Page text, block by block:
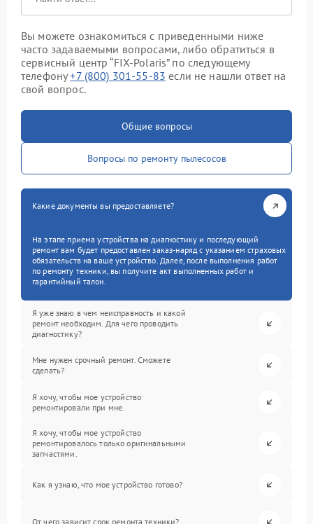
Вы можете ознакомиться с приведенными ниже
часто задаваемыми вопросами, либо обратиться в
сервисный центр “FIX-Polaris” по следующему
телефону+7 (800) 301-55-83 если не нашли ответ на
свой вопрос.
Общие вопросы
Вопросы по ремонту пылесосов
Какие документы вы предоставляете?
На этапе приема устройства на диагностику и последующий
ремонт вам будет предоставлен заказ-наряд с указанием страховых
обязательств на ваше устройство. Далее, после выполнения работ
по ремонту техники, вы получите акт выполненных работ и
гарантийный талон.
Я уже знаю в чем неисправность и какой
ремонт необходим. Для чего проводить
диагностику?
Мне нужен срочный ремонт. Сможете
сделать?
Я хочу, чтобы мое устройство
ремонтировали при мне.
Я хочу, чтобы мое устройство
ремонтировалось только оригинальными
запчастями.
Как я узнаю, что мое устройство готово?
От чего зависит срок ремонта техники?